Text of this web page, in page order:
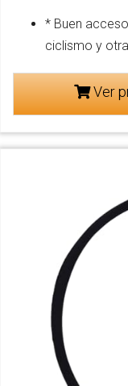
* Buen
ciclismo y
Ver